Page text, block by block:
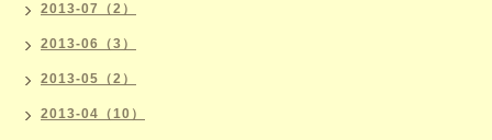
2013-07（2）
2013-06（3）
2013-05（2）
2013-04（10）